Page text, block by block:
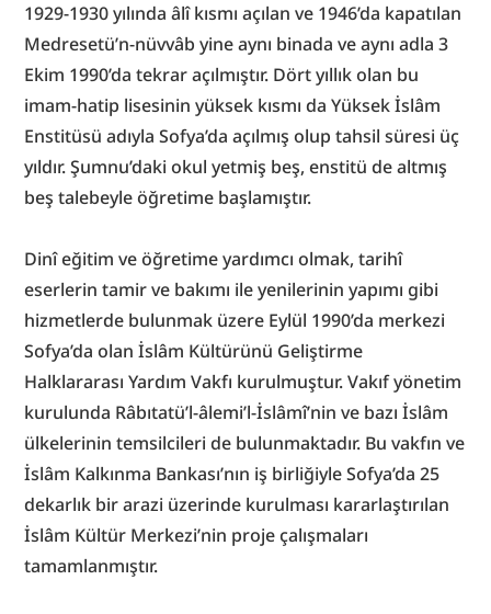
1929-1930 yılında âlî kısmı açılan ve 1946’da kapatılan
Medresetü’n-nüvvâb yine aynı binada ve aynı adla 3
Ekim 1990’da tekrar açılmıştır. Dört yıllık olan bu
imam-hatip lisesinin yüksek kısmı da Yüksek İslâm
Enstitüsü adıyla Sofya’da açılmış olup tahsil süresi üç
yıldır. Şumnu’daki okul yetmiş beş, enstitü de altmış
beş talebeyle öğretime başlamıştır.
Dinî eğitim ve öğretime yardımcı olmak, tarihî
eserlerin tamir ve bakımı ile yenilerinin yapımı gibi
hizmetlerde bulunmak üzere Eylül 1990’da merkezi
Sofya’da olan İslâm Kültürünü Geliştirme
Halklararası Yardım Vakfı kurulmuştur. Vakıf yönetim
kurulunda Râbıtatü’l-âlemi’l-İslâmî’nin ve bazı İslâm
ülkelerinin temsilcileri de bulunmaktadır. Bu vakfın ve
İslâm Kalkınma Bankası’nın iş birliğiyle Sofya’da 25
dekarlık bir arazi üzerinde kurulması kararlaştırılan
İslâm Kültür Merkezi’nin proje çalışmaları
tamamlanmıştır.